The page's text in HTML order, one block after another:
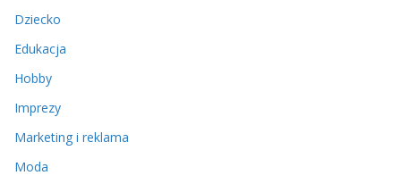
Dziecko
Edukacja
Hobby
Imprezy
Marketing i reklama
Moda